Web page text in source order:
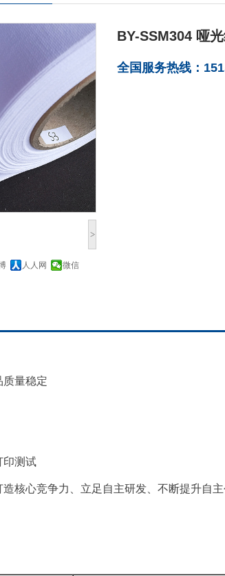
>
人人网 微信
BY-SSM304 哑
全国服务热线：
质量稳定
印测试
核心竞争力、立足自主研发、不断提升自